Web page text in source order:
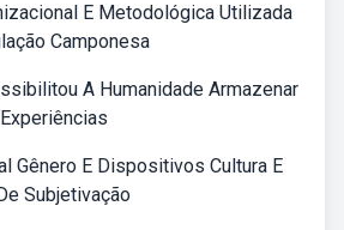
E Metodológica Utilizada
Camponesa
A Humanidade Armazenar
Gênero E Dispositivos Cultura E
Subjetivação